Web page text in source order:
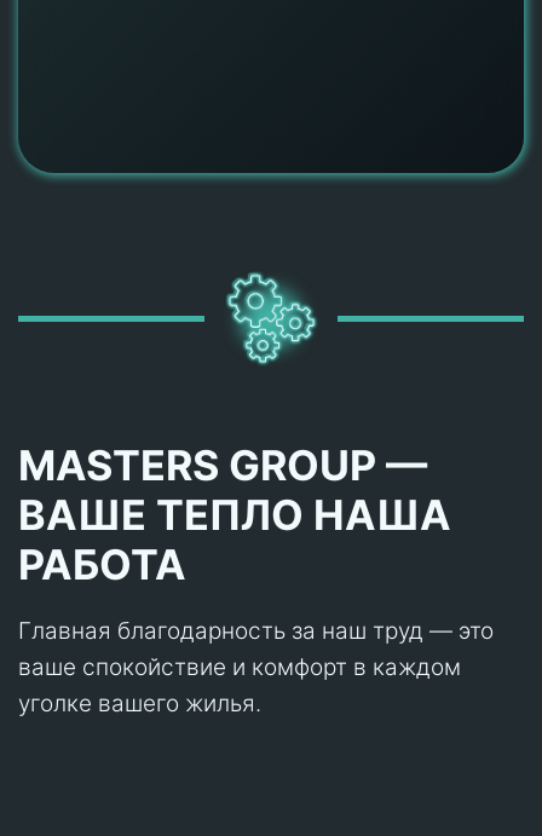
MASTERS GROUP —
ВАШЕ ТЕПЛО НАША
РАБОТА
Главная благодарность за наш труд — это
ваше спокойствие и комфорт в каждом
уголке вашего жилья.